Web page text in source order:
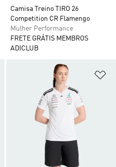
Camisa Treino TIRO 26
Competition CR Flamengo
Mulher Performance
FRETE GRÁTIS MEMBROS
ADICLUB
Adicionar à Lista de Desejos